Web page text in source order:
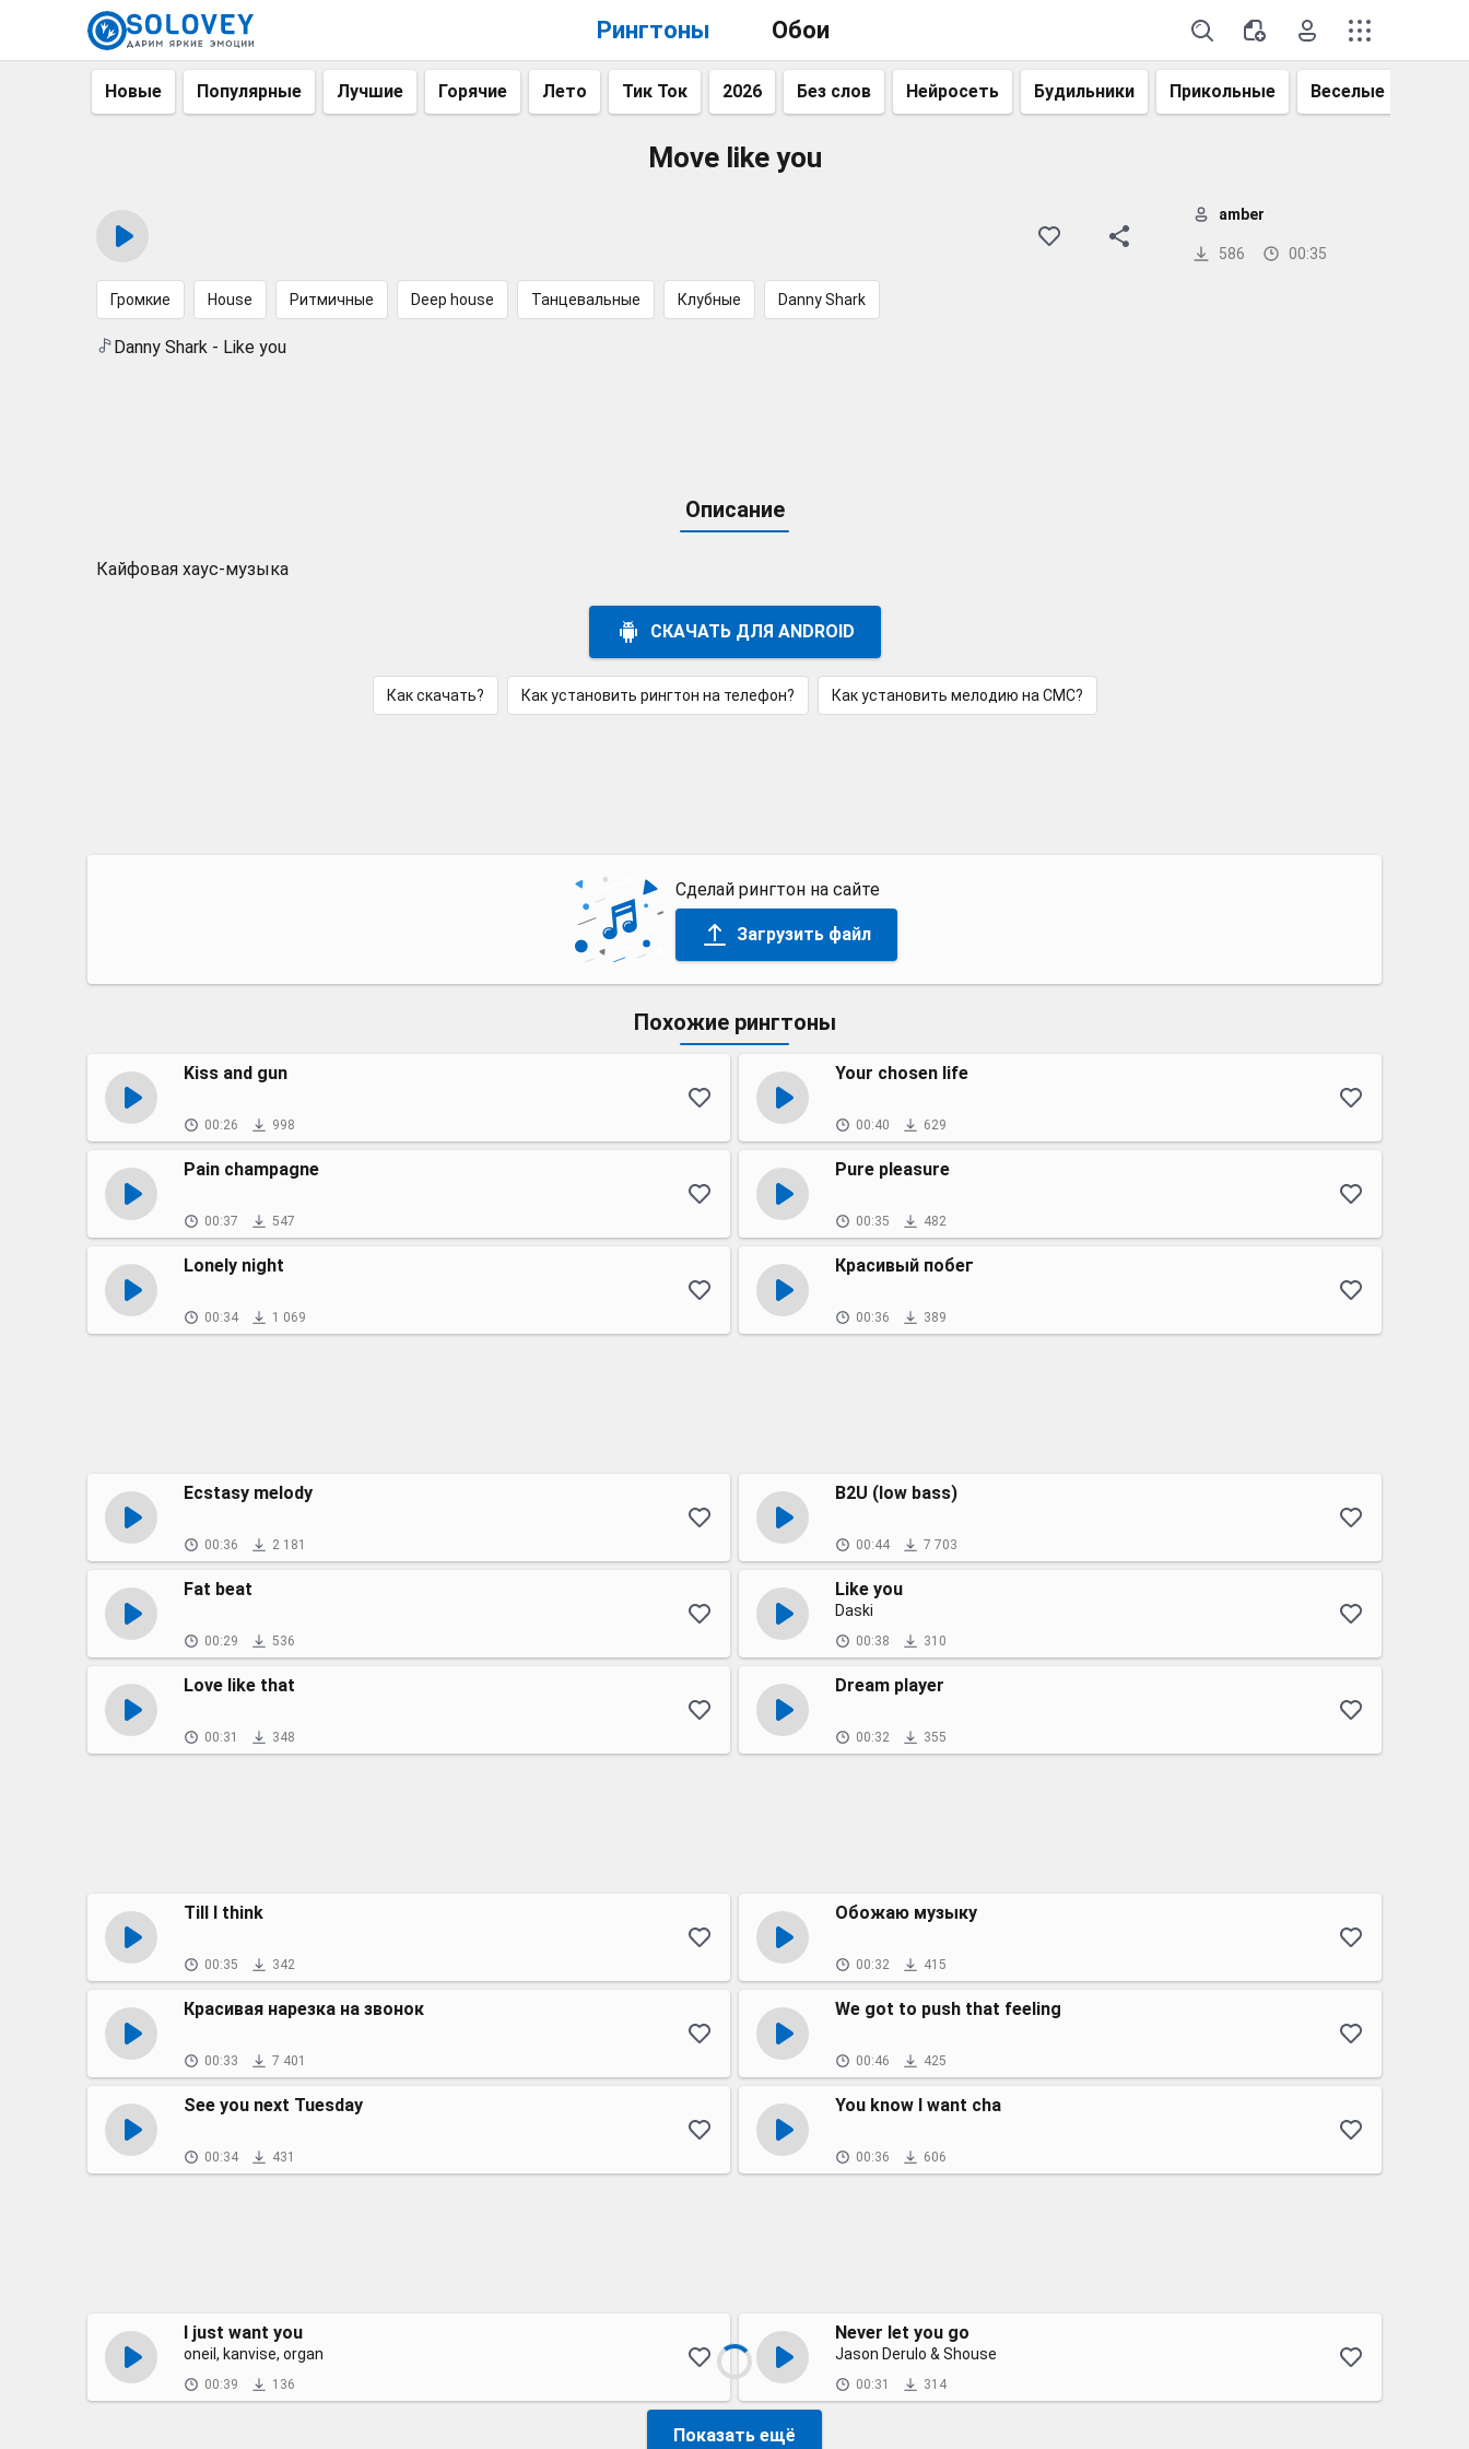
Рингтоны Обои
Новые Популярные Лучшие Горячие Лето Тик Ток 2026 Без слов Нейросеть Будильники Прикольные Веселые
Move like you
586 00:35
amber
Громкие House Ритмичные Deep house Танцевальные Клубные Danny Shark
Danny Shark - Like you
Описание
Кайфовая хаус-музыка
СКАЧАТЬ ДЛЯ ANDROID
Как скачать? Как установить рингтон на телефон? Как установить мелодию на СМС?
Сделай рингтон на сайте
Загрузить файл
Похожие рингтоны
Kiss and gun
00:26 998
Your chosen life
00:40 629
Pain champagne
00:37 547
Pure pleasure
00:35 482
Lonely night
00:34 1 069
Красивый побег
00:36 389
Ecstasy melody
00:36 2 181
B2U (low bass)
00:44 7 703
Fat beat
00:29 536
Like you
Daski
00:38 310
Love like that
00:31 348
Dream player
00:32 355
Till I think
00:35 342
Обожаю музыку
00:32 415
Красивая нарезка на звонок
00:33 7 401
We got to push that feeling
00:46 425
See you next Tuesday
00:34 431
You know I want cha
00:36 606
I just want you
oneil, kanvise, organ
00:39 136
Never let you go
Jason Derulo & Shouse
00:31 314
Показать ещё